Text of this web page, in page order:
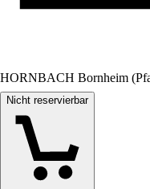
HORNBACH Bornheim
Nicht reservierbar